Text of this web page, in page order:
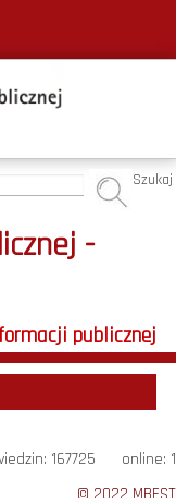
Szukaj
-
publicznej
167725 online: 1